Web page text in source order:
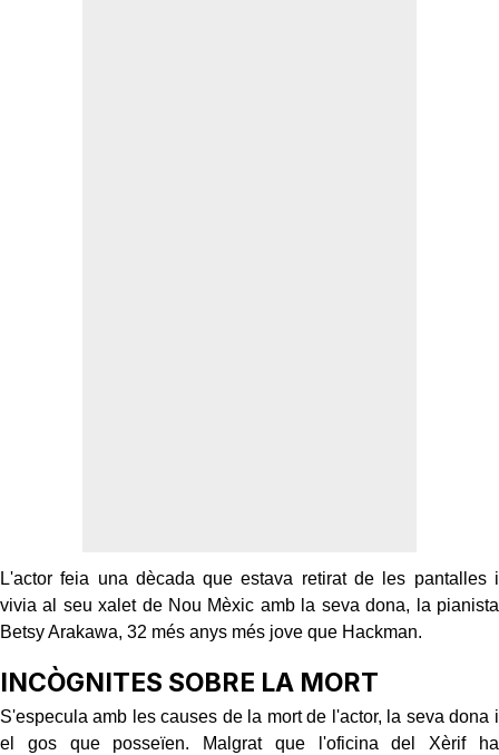
L'actor feia una dècada que estava retirat de les pantalles i
vivia al seu xalet de Nou Mèxic amb la seva dona, la pianista
Betsy Arakawa, 32 més anys més jove que Hackman.
INCÒGNITES SOBRE LA MORT
S'especula amb les causes de la mort de l'actor, la seva dona i
el gos que posseïen. Malgrat que l'oficina del Xèrif ha